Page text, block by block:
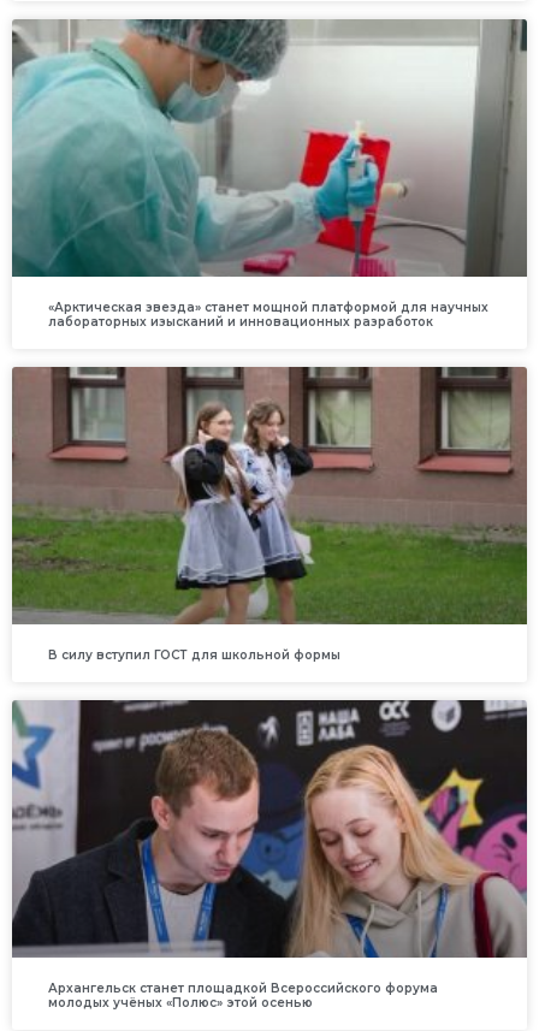
«Арктическая звезда» станет мощной платформой для научных
лабораторных изысканий и инновационных разработок
В силу вступил ГОСТ для школьной формы
Архангельск станет площадкой Всероссийского форума
молодых учёных «Полюс» этой осенью